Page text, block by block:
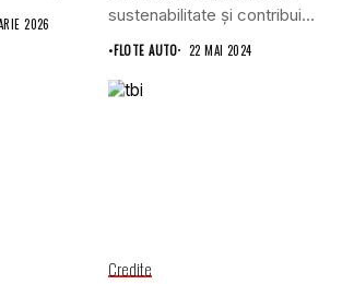
2026
sustenabilitate şi contribuie
cu 48...
•FLOTE AUTO 22 MAI 2024
Credite